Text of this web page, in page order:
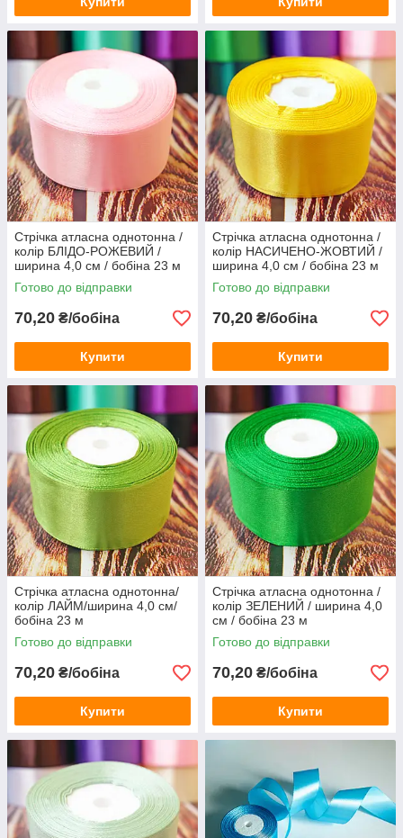
Стрічка атласна однотонна /
колір БЛІДО-РОЖЕВИЙ /
ширина 4,0 см / бобіна 23 м
Готово до відправки
70,20 ₴/бобіна
Купити
Стрічка атласна однотонна /
колір НАСИЧЕНО-ЖОВТИЙ /
ширина 4,0 см / бобіна 23 м
Готово до відправки
70,20 ₴/бобіна
Купити
Стрічка атласна однотонна/
колір ЛАЙМ/ширина 4,0 см/
бобіна 23 м
Готово до відправки
70,20 ₴/бобіна
Купити
Стрічка атласна однотонна /
колір ЗЕЛЕНИЙ / ширина 4,0
см / бобіна 23 м
Готово до відправки
70,20 ₴/бобіна
Купити